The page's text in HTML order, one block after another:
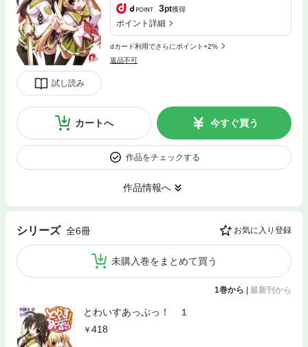
試し読み
3pt獲得
ポイント詳細
dカード利用でさらにポイント+2%
返品不可
カートへ 今すぐ買う
作品をチェックする
作品情報へ
シリーズ 全6冊 お気に入り登録
未購入巻をまとめて買う
1巻から | 最新刊から
とわいすあっぷっ！ １
418